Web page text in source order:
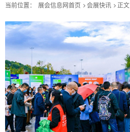
当前位置： 展会信息网首页 会展快讯 正文